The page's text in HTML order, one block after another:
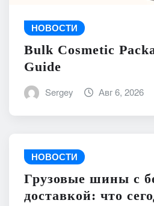
НОВОСТИ
Bulk Cosmetic
Guide
Sergey Авг 6, 2026
НОВОСТИ
Грузовые шины с
доставкой: что